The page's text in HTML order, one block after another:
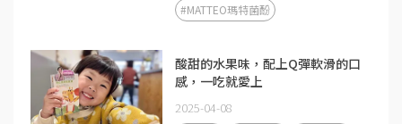
#MATTEO瑪特菌酚
酸甜的水果味，配上Q彈軟滑的口
感，一吃就愛上
2025-04-08